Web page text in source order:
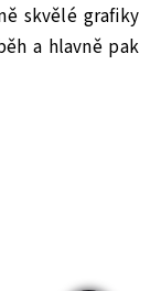
skvělé grafiky
a hlavně pak